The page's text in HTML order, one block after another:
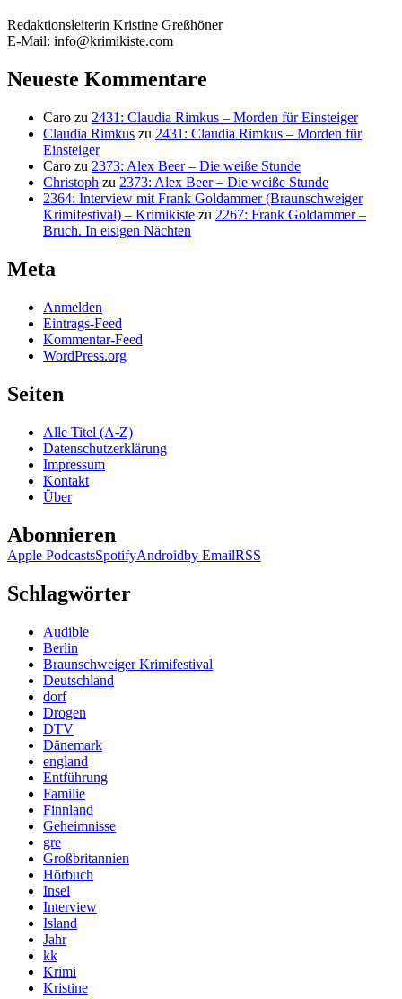
Redaktionsleiterin Kristine Greßhöner
E-Mail: info@krimikiste.com
Neueste Kommentare
Caro zu 2431: Claudia Rimkus – Morden für Einsteiger
Claudia Rimkus zu 2431: Claudia Rimkus – Morden für
Einsteiger
Caro zu 2373: Alex Beer – Die weiße Stunde
Christoph zu 2373: Alex Beer – Die weiße Stunde
2364: Interview mit Frank Goldammer (Braunschweiger
Krimifestival) – Krimikiste zu 2267: Frank Goldammer –
Bruch. In eisigen Nächten
Meta
Anmelden
Eintrags-Feed
Kommentar-Feed
WordPress.org
Seiten
Alle Titel (A-Z)
Datenschutzerklärung
Impressum
Kontakt
Über
Abonnieren
Apple PodcastsSpotifyAndroidby EmailRSS
Schlagwörter
Audible
Berlin
Braunschweiger Krimifestival
Deutschland
dorf
Drogen
DTV
Dänemark
england
Entführung
Familie
Finnland
Geheimnisse
gre
Großbritannien
Hörbuch
Insel
Interview
Island
Jahr
kk
Krimi
Kristine